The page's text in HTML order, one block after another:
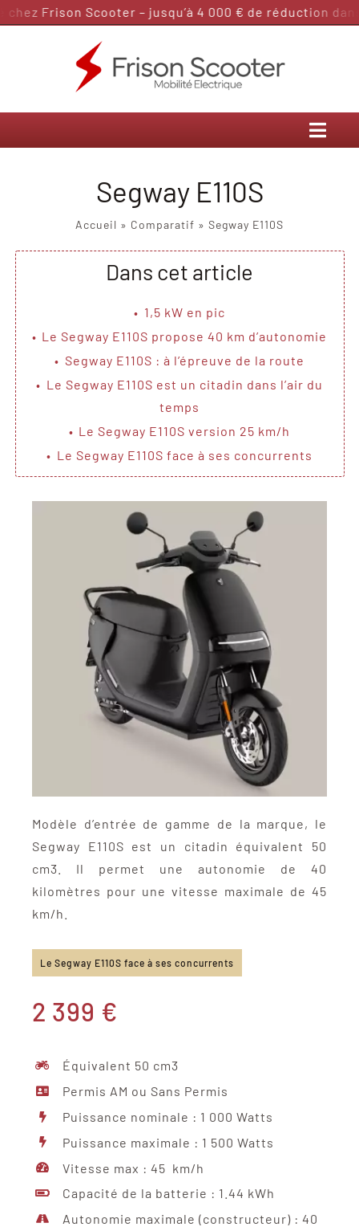
PasserFrison Scooter – jusqu’à 4 000 € de réduction dans
Segway E110S
Accueil » Comparatif » Segway E110S
Dans cet article
1,5 kW en pic
Le Segway E110S propose 40 km d’autonomie
Segway E110S : à l’épreuve de la route
Le Segway E110S est un citadin dans l’air du
temps
Le Segway E110S version 25 km/h
Le Segway E110S face à ses concurrents
Modèle d’entrée de gamme de la marque, le
Segway E110S est un citadin équivalent 50
cm3. Il permet une autonomie de 40
kilomètres pour une vitesse maximale de 45
km/h.
Le Segway E110S face à ses concurrents
2 399 €
Équivalent 50 cm3
Permis AM ou Sans Permis
Puissance nominale : 1 000 Watts
Puissance maximale : 1 500 Watts
Vitesse max : 45 km/h
Capacité de la batterie : 1.44 kWh
Autonomie maximale (constructeur) : 40